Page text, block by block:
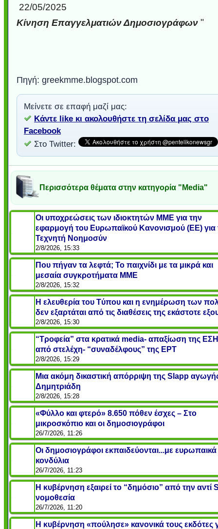
22/05/2025
Κίνηση Επαγγελματιών Δημοσιογράφων "
Πηγή: greekmme.blogspot.com
Μείνετε σε επαφή μαζί μας:
Κάντε like κι ακολουθήστε τη σελίδα μας στο
Facebook
Στο Twitter:
Περισσότερα θέματα στην κατηγορία "Media"
Οι υποχρεώσεις των ιδιοκτητών ΜΜΕ για την
εφαρμογή του Ευρωπαϊκού Κανονισμού (ΕΕ) για
Τεχνητή Νοημοσύν
2/8/2026, 15:33
Που πήγαν τα λεφτά; Το παιχνίδι με τα μικρά και
μεσαία συγκροτήματα ΜΜΕ
2/8/2026, 15:32
Η ελευθερία του Tύπου και η ενημέρωση των
δεν εξαρτάται από τις διαθέσεις της εκάστοτε
2/8/2026, 15:30
“Τροφεία” στα κρατικά media- απαξίωση της
από στελέχη- “συναδέλφους” της ΕΡΤ
2/8/2026, 15:29
Μια ακόμη δικαστική απόρριψη της Slapp
Δημητριάδη
2/8/2026, 15:28
«Φύλλο και φτερό» 8.650 πόθεν έσχες – Στο
μικροσκόπιο και οι δημοσιογράφοι
26/7/2026, 11:26
Οι δημοσιογράφοι εκπαιδεύονται...με ευρωπαικά
κονδύλια
26/7/2026, 11:23
Η κυβέρνηση εξαιρεί το “δημόσιο” από την αντί
νομοθεσία
26/7/2026, 11:20
Η κυβέρνηση «πούλησε» κανονικά τους εκδότες